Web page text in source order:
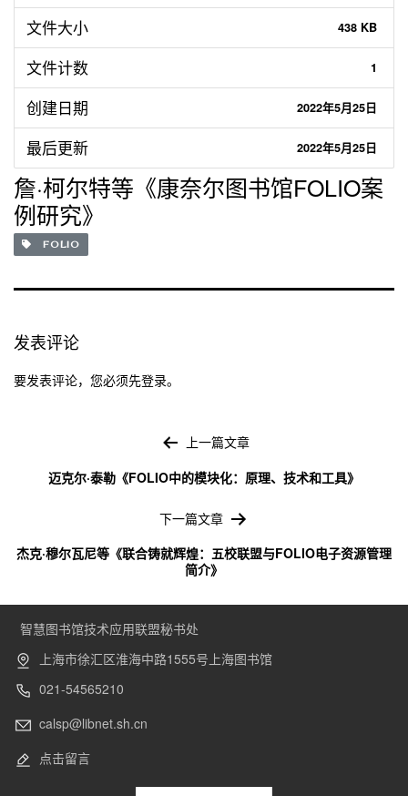
文件大小 438 KB
文件计数 1
创建日期 2022年5月25日
最后更新 2022年5月25日
詹·柯尔特等《康奈尔图书馆FOLIO案
例研究》
FOLIO
发表评论
要发表评论，您必须先登录。
上一篇文章
迈克尔·泰勒《FOLIO中的模块化：原理、技术和工具》
下一篇文章
杰克·穆尔瓦尼等《联合铸就辉煌：五校联盟与FOLIO电子资源管理
简介》
智慧图书馆技术应用联盟秘书处
上海市徐汇区淮海中路1555号上海图书馆
021-54565210
calsp@libnet.sh.cn
点击留言